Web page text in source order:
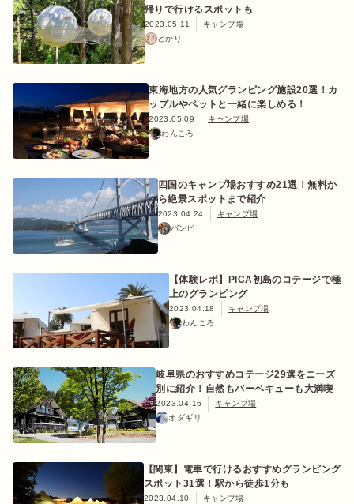
帰りで行けるスポットも
2023.05.11
キャンプ場
とかり
東海地方の人気グランピング施設20選！カ
ップルやペットと一緒に楽しめる！
2023.05.09
キャンプ場
わんころ
四国のキャンプ場おすすめ21選！無料か
ら絶景スポットまで紹介
2023.04.24
キャンプ場
バンビ
【体験レポ】PICA初島のコテージで極
上のグランピング
2023.04.18
キャンプ場
わんころ
岐阜県のおすすめコテージ29選をニーズ
別に紹介！自然もバーベキューも大満喫
2023.04.16
キャンプ場
オダギリ
【関東】電車で行けるおすすめグランピング
スポット31選！駅から徒歩1分も
2023.04.10
キャンプ場